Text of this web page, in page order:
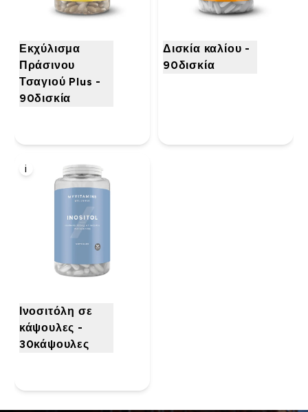
Εκχύλισμα
Πράσινου
Τσαγιού Plus -
90δισκία
Δισκία καλίου -
90δισκία
i
Ινοσιτόλη σε
κάψουλες -
30κάψουλες